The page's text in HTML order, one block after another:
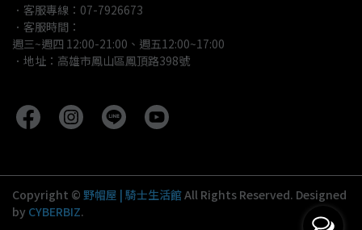
．客服專線：07-7926673
．客服時間：
週三~週四 12:00-21:00、週五12:00~17:00
．地址：高雄市鳳山區鳳頂路398號
Copyright © 野帽屋 | 騎士生活館All Rights Reserved. Designed
by CYBERBIZ.